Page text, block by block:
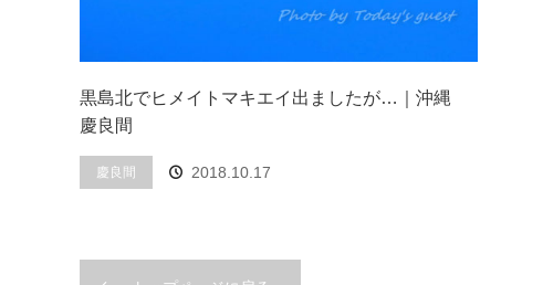
黒島北でヒメイトマキエイ出ましたが…｜沖縄
慶良間
慶良間 2018.10.17